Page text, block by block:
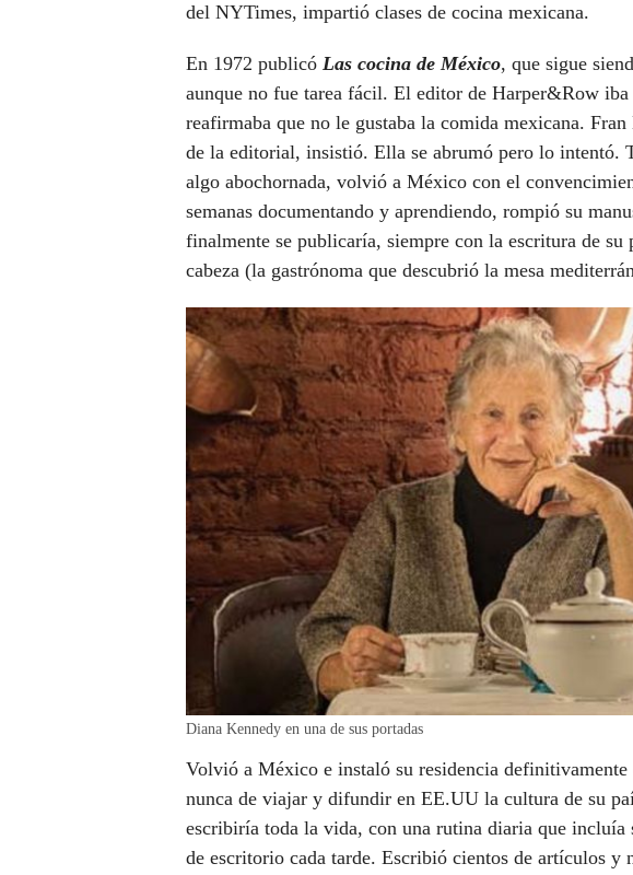
del NYTimes, impartió clases de cocina mexicana.
En 1972 publicó Las cocina de México, que sigue
aunque no fue tarea fácil. El editor de Harper&Row
reafirmaba que no le gustaba la comida mexicana.
de la editorial, insistió. Ella se abrumó pero lo intentó.
algo abochornada, volvió a México con el
semanas documentando y aprendiendo, rompió su
finalmente se publicaría, siempre con la escritura de su
cabeza (la gastrónoma que descubrió la mesa
Diana Kennedy en una de sus portadas
Volvió a México e instaló su residencia
nunca de viajar y difundir en EE.UU la cultura de su
escribiría toda la vida, con una rutina diaria que incluía
de escritorio cada tarde. Escribió cientos de artículos y